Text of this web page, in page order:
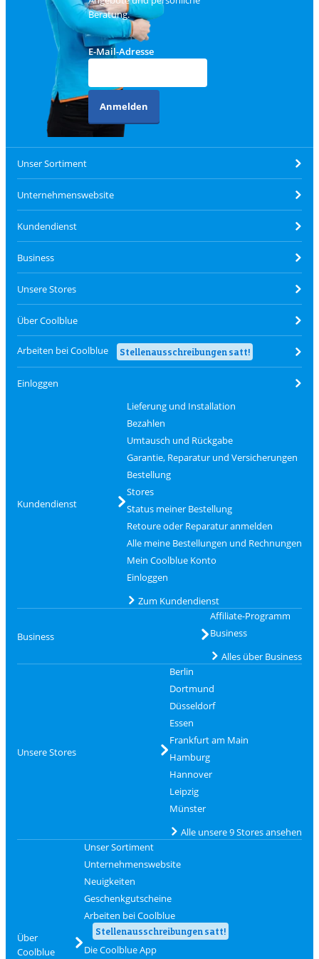
Beratung.
E-Mail-Adresse
Anmelden
Unser Sortiment
Unternehmenswebsite
Kundendienst
Business
Unsere Stores
Über Coolblue
Arbeiten bei Coolblue Stellenausschreibungen satt!
Einloggen
Kundendienst
Lieferung und Installation
Bezahlen
Umtausch und Rückgabe
Garantie, Reparatur und Versicherungen
Bestellung
Stores
Status meiner Bestellung
Retoure oder Reparatur anmelden
Alle meine Bestellungen und Rechnungen
Mein Coolblue Konto
Einloggen
Zum Kundendienst
Business
Affiliate-Programm
Business
Alles über Business
Unsere Stores
Berlin
Dortmund
Düsseldorf
Essen
Frankfurt am Main
Hamburg
Hannover
Leipzig
Münster
Alle unsere 9 Stores ansehen
Über
Coolblue
Unser Sortiment
Unternehmenswebsite
Neuigkeiten
Geschenkgutscheine
Arbeiten bei Coolblue
Stellenausschreibungen satt!
Die Coolblue App